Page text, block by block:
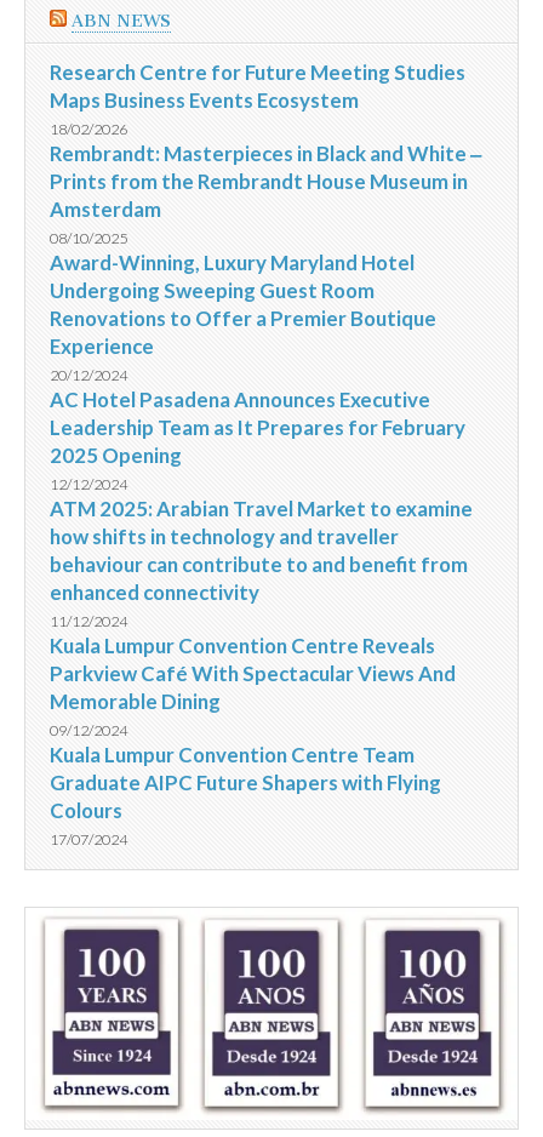
ABN NEWS
Research Centre for Future Meeting Studies
Maps Business Events Ecosystem
18/02/2026
Rembrandt: Masterpieces in Black and White ‒
Prints from the Rembrandt House Museum in
Amsterdam
08/10/2025
Award-Winning, Luxury Maryland Hotel
Undergoing Sweeping Guest Room
Renovations to Offer a Premier Boutique
Experience
20/12/2024
AC Hotel Pasadena Announces Executive
Leadership Team as It Prepares for February
2025 Opening
12/12/2024
ATM 2025: Arabian Travel Market to examine
how shifts in technology and traveller
behaviour can contribute to and benefit from
enhanced connectivity
11/12/2024
Kuala Lumpur Convention Centre Reveals
Parkview Café With Spectacular Views And
Memorable Dining
09/12/2024
Kuala Lumpur Convention Centre Team
Graduate AIPC Future Shapers with Flying
Colours
17/07/2024